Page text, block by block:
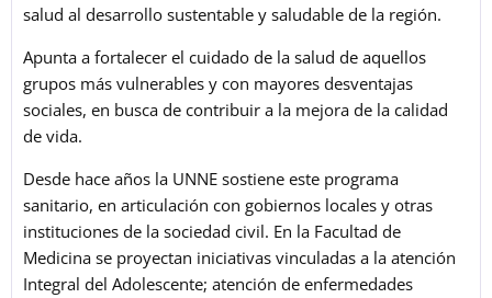
salud al desarrollo sustentable y saludable de la región.
Apunta a fortalecer el cuidado de la salud de aquellos
grupos más vulnerables y con mayores desventajas
sociales, en busca de contribuir a la mejora de la calidad
de vida.
Desde hace años la UNNE sostiene este programa
sanitario, en articulación con gobiernos locales y otras
instituciones de la sociedad civil. En la Facultad de
Medicina se proyectan iniciativas vinculadas a la atención
Integral del Adolescente; atención de enfermedades